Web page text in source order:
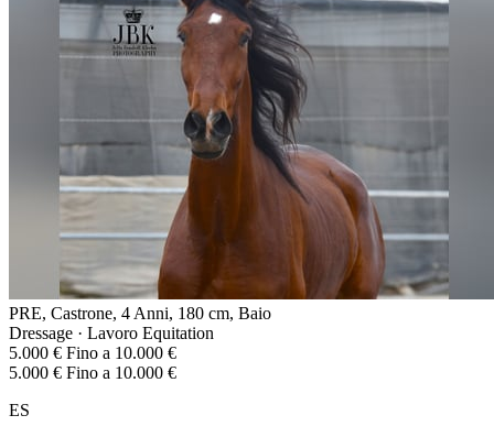
PRE, Castrone, 4 Anni, 180 cm, Baio
Dressage · Lavoro Equitation
5.000 € Fino a 10.000 €
5.000 € Fino a 10.000 €
ES